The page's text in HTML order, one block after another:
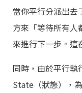
當你平行分派出去
方來「等待所有人
來進行下一步。這
同時，由於平行執
State（狀態），